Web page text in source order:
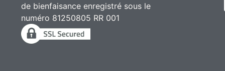
de bienfaisance enregistré sous le
numéro 81250805 RR 001